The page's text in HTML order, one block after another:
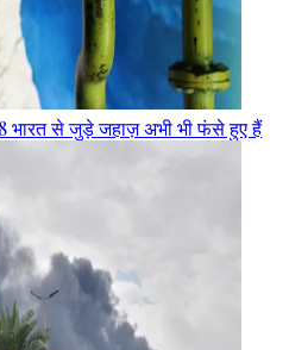
भारत से जुड़े जहाज़ अभी भी फंसे हुए हैं